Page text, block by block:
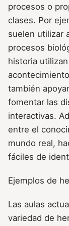
procesos o
clases. Por
suelen utilizar
procesos
historia
también
fomentar las
interactivas.
entre el
mundo real,
fáciles de
Ejemplos de
Las aulas
variedad de